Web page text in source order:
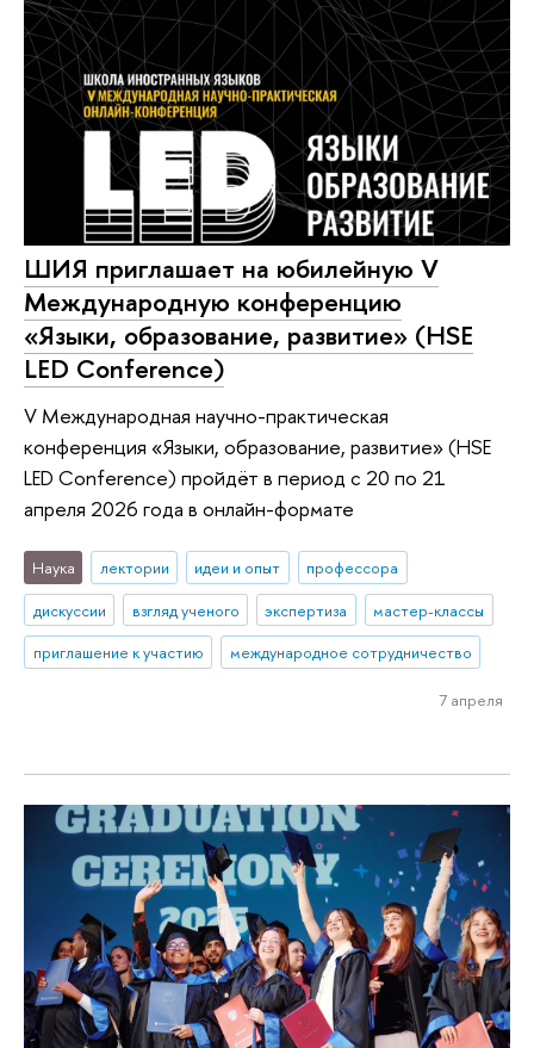
ШИЯ приглашает на юбилейную V
Международную конференцию
«Языки, образование, развитие» (HSE
LED Conference)
V Международная научно-практическая
конференция «Языки, образование, развитие» (HSE
LED Conference) пройдёт в период с 20 по 21
апреля 2026 года в онлайн-формате
Наука лектории идеи и опыт
профессора
дискуссии
взгляд ученого экспертиза
мастер-классы
приглашение к участию
международное сотрудничество
7 апреля